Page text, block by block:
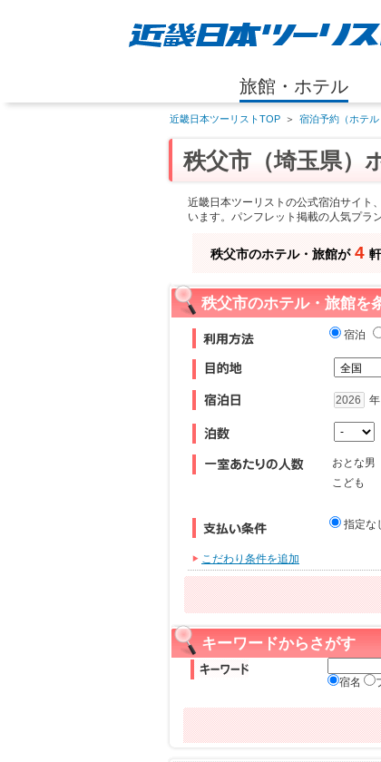
旅館・ホテル
近畿日本ツーリストTOP ＞ 宿泊予約（ホテ
秩父市（埼玉県）
近畿日本ツーリストの公式宿泊サイト
います。パンフレット掲載の人気プラ
秩父市のホテル・旅館が 4
秩父市のホテル・旅館を
宿泊
年
おとな男
こども
指定な
こだわり条件を追加
キーワードからさがす
宿名